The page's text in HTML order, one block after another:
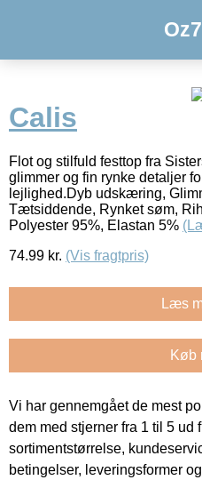
Calis
Flot og stilfuld festtop fra
glimmer og fin rynke detaljer
lejlighed.Dyb udskæring,
Tætsiddende, Rynket søm,
Polyester 95%, Elastan 5%
74.99 kr. (Vis fragtpris)
Læs
Køb
Vi har gennemgået de mest
dem med stjerner fra 1 til 5 ud
sortimentstørrelse,
betingelser, leveringsformer